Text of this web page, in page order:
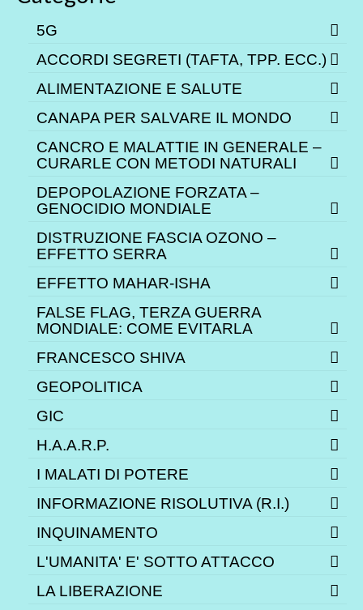
5G
ACCORDI SEGRETI (TAFTA, TPP. ECC.)
ALIMENTAZIONE E SALUTE
CANAPA PER SALVARE IL MONDO
CANCRO E MALATTIE IN GENERALE –
CURARLE CON METODI NATURALI
DEPOPOLAZIONE FORZATA –
GENOCIDIO MONDIALE
DISTRUZIONE FASCIA OZONO –
EFFETTO SERRA
EFFETTO MAHAR-ISHA
FALSE FLAG, TERZA GUERRA
MONDIALE: COME EVITARLA
FRANCESCO SHIVA
GEOPOLITICA
GIC
H.A.A.R.P.
I MALATI DI POTERE
INFORMAZIONE RISOLUTIVA (R.I.)
INQUINAMENTO
L'UMANITA' E' SOTTO ATTACCO
LA LIBERAZIONE